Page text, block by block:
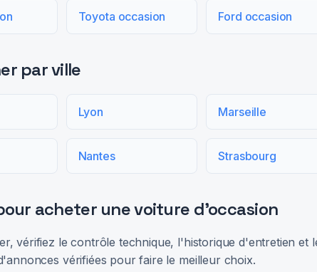
Toyota occasion Ford occasion
par ville
Lyon Marseille
Nantes Strasbourg
acheter une voiture d'occasion
vérifiez le contrôle technique, l'historique d'entretien et
vérifiées pour faire le meilleur choix.